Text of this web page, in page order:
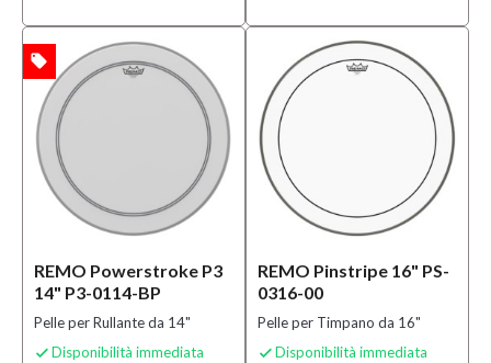
REMO Powerstroke P3
14" P3-0114-BP
Pelle per Rullante da 14"
 Disponibilità immediata
local_offer
REMO Pinstripe 16" PS-
0316-00
Pelle per Timpano da 16"
 Disponibilità immediata